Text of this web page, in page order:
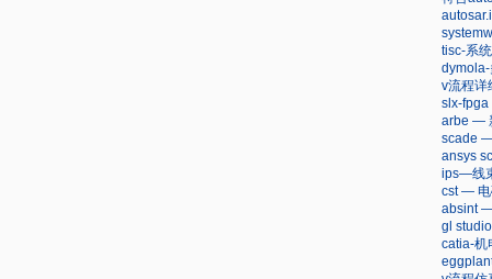
tisc-系
dymola-
v流程详
slx-
arbe —
scade
ansys
ips—线
cst — 电
absint —
gl
catia-机